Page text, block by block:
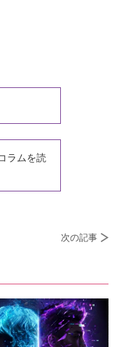
ラムを読
次の記事